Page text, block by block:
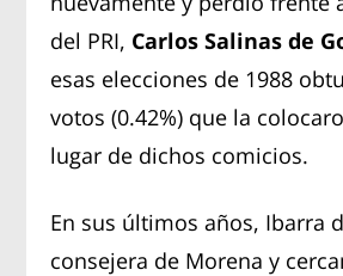
del PRI, Carlos Salinas de
esas elecciones de 1988
votos (0.42%) que la
lugar de dichos comicios.
En sus últimos años, Ibarra
consejera de Morena y